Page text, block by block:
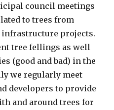
council meetings
to trees from
infrastructure projects.
tree fellings as well
(good and bad) in the
we regularly meet
developers to provide
and around trees for